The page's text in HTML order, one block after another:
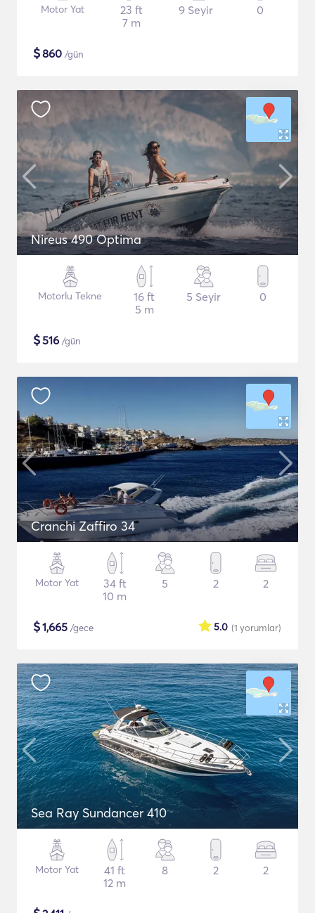
Motor Yat
23 ft
7 m
9 Seyir 0
$860 /gün
Nireus 490 Optima
Motorlu Tekne
16 ft
5 m
5 Seyir 0
$516 /gün
Cranchi Zaffiro 34
Motor Yat
34 ft
10 m
5 2 2
$1,665 /gece (1 yorumlar)
5.0
Sea Ray Sundancer 410
Motor Yat
41 ft
12 m
8 2 2